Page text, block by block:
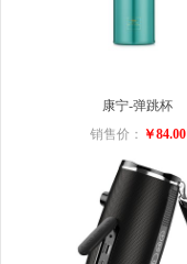
康宁-弹跳杯
销售价： ￥84.00